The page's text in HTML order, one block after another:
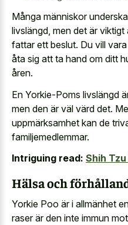
Många människor
livslängd, men det är
fattar ett beslut. Du vill
åta sig att ta hand om ditt
åren.
En Yorkie-Poms livslängd
men den är väl värd det.
uppmärksamhet kan de
familjemedlemmar.
Intriguing read: Shih
Hälsa och
Yorkie Poo är i allmänhet
raser är den inte immun